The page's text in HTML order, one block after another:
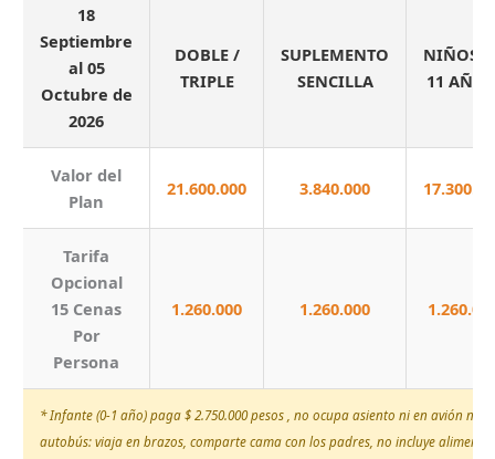
18
Septiembre
al 05
Octubre de
2026
DOBLE /
TRIPLE
SUPLEMENTO
SENCILLA
NIÑOS
11
Valor del
Plan
21.600.000 3.840.000
Tarifa
Opcional
15 Cenas
Por
Persona
1.260.000 1.260.000
* Infante (0-1 año) paga $ 2.750.000 pesos , no ocupa asiento ni en avión ni en
autobús: viaja en brazos, comparte cama con los padres, no incluye alimentos